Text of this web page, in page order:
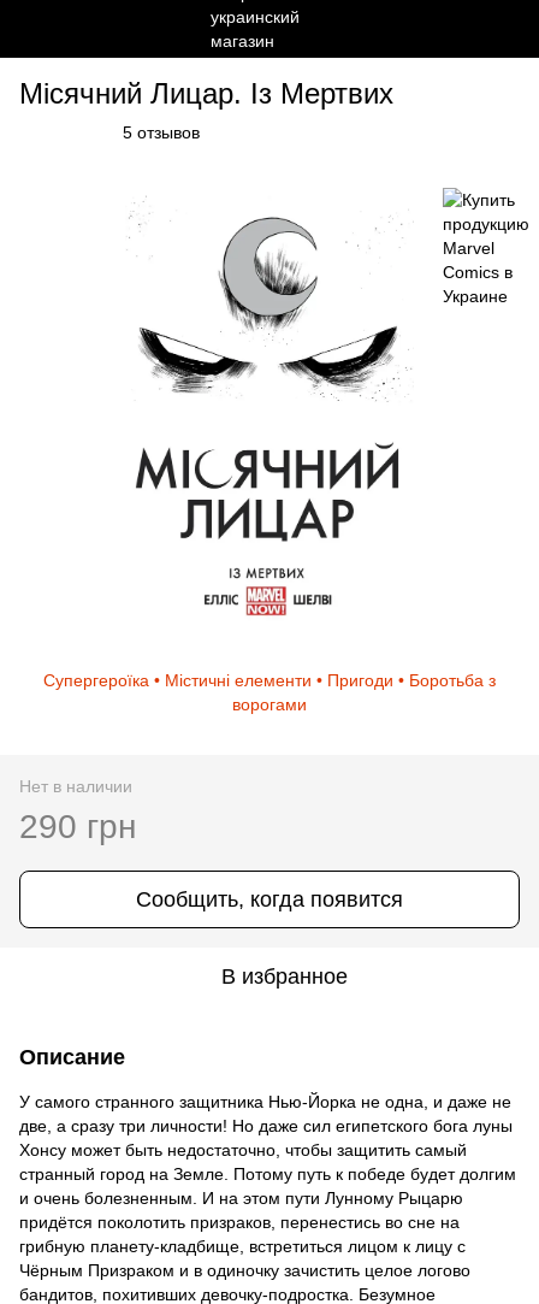
Місячний Лицар. Із Мертвих
5 отзывов
Супергероїка • Містичні елементи • Пригоди • Боротьба з
ворогами
Нет в наличии
290 грн
Сообщить, когда появится
В избранное
Описание
У самого странного защитника Нью-Йорка не одна, и даже не
две, а сразу три личности! Но даже сил египетского бога луны
Хонсу может быть недостаточно, чтобы защитить самый
странный город на Земле. Потому путь к победе будет долгим
и очень болезненным. И на этом пути Лунному Рыцарю
придётся поколотить призраков, перенестись во сне на
грибную планету-кладбище, встретиться лицом к лицу с
Чёрным Призраком и в одиночку зачистить целое логово
бандитов, похитивших девочку-подростка. Безумное